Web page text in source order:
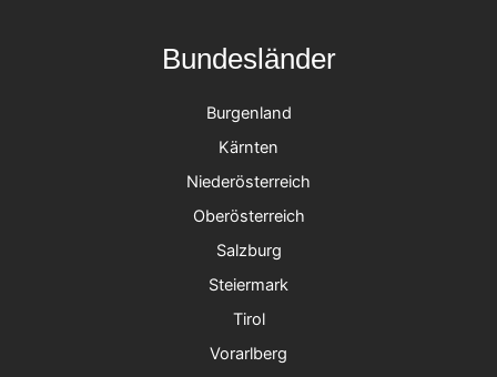
Bundesländer
Burgenland
Kärnten
Niederösterreich
Oberösterreich
Salzburg
Steiermark
Tirol
Vorarlberg